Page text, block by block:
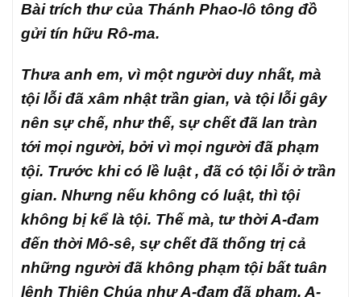
Bài trích thư của Thánh Phao-lô tông đồ
gửi tín hữu Rô-ma.
Thưa anh em, vì một người duy nhất, mà
tội lỗi đã xâm nhật trần gian, và tội lỗi gây
nên sự chế, như thế, sự chết đã lan tràn
tới mọi người, bởi vì mọi người đã phạm
tội. Trước khi có lề luật , đã có tội lỗi ở trần
gian. Nhưng nếu không có luật, thì tội
không bị kể là tội. Thế mà, tư thời A-đam
đến thời Mô-sê, sự chết đã thống trị cả
những người đã không phạm tội bất tuân
lệnh Thiên Chúa như A-đam đã phạm. A-